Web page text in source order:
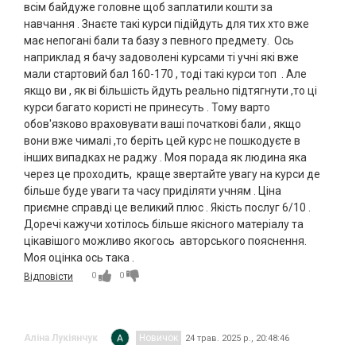
всім байдуже головне щоб заплатили кошти за
навчання . Знаєте такі курси підійдуть для тих хто вже
має непогані бали та базу з певного предмету. Ось
наприклад я бачу задоволені курсами ті учні які вже
мали стартовий бал 160-170 , тоді такі курси топ . Але
якщо ви , як ві більшість йдуть реально підтягнути ,то ці
курси багато користі не принесуть . Тому варто
обов'язково враховувати ваші початкові бали , якщо
вони вже чималі ,то беріть цей курс не пошкодуєте в
інших випадках не раджу . Моя порада як людина яка
через це проходить, краще звертайте увагу на курси де
більше буде уваги та часу приділяти учням . Ціна
приємне справді це великий плюс . Якість послуг 6/10 .
Доречі кажучи хотілось більше якісного матеріалу та
цікавішого можливо якогось авторського пояснення.
Моя оцінка ось така .
Відповісти 0 0
Аліна Лукіянчук Новичок 24 трав. 2025 р., 20:48:46